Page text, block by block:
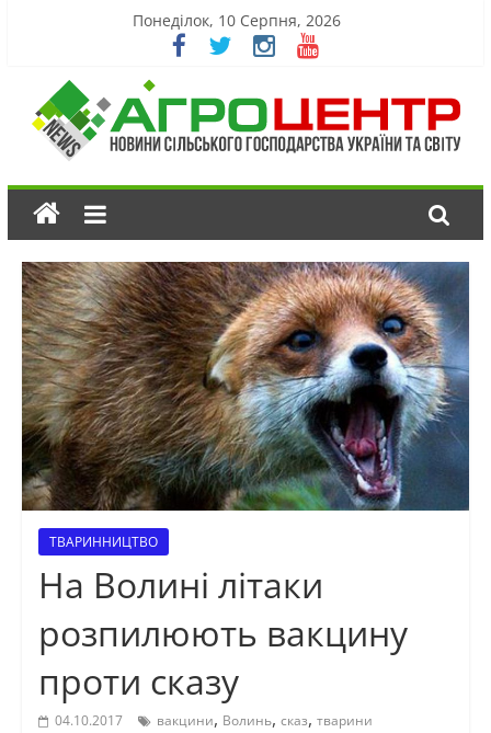
Понеділок, 10 Серпня, 2026
ТВАРИННИЦТВО
На Волині літаки
розпилюють вакцину
проти сказу
04.10.2017 вакцини, Волинь, сказ, тварини